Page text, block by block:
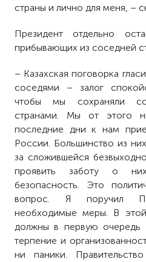
страны и лично для меня, –
Президент отдельно
прибывающих из соседней
– Казахская поговорка
соседями – залог
чтобы мы сохраняли
странами. Мы от этого
последние дни к нам
России. Большинство из
за сложившейся
проявить заботу о
безопасность. Это
вопрос. Я поручил
необходимые меры. В
должны в первую очередь
терпение и
ни паники.